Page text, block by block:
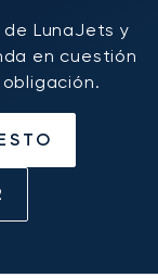
LunaJets y
en cuestión